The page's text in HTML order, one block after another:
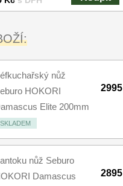
nůž
HOKORI
Elite 200mm
SKLADEM
2995
nůž Seburo
Damascus
2895